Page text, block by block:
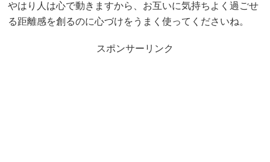
やはり人は心で動きますから、お互いに気持ちよく過ごせ
る距離感を創るのに心づけをうまく使ってくださいね。
スポンサーリンク